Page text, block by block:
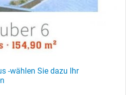
-wählen Sie dazu Ihr